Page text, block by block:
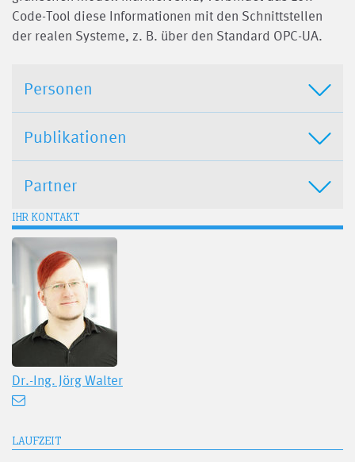
Code-Tool diese Informationen mit den Schnittstellen
der realen Systeme, z. B. über den Standard OPC-UA.
Personen
Publikationen
Partner
IHR KONTAKT
Dr.-Ing. Jörg Walter
LAUFZEIT